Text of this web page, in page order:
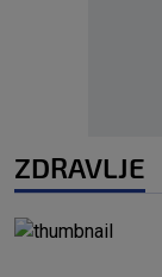
ZDRAVLJE